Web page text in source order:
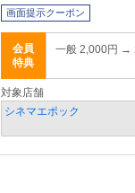
画面提示クーポン
会員
特典
一般 2,000円 →
対象店舗
シネマエポック